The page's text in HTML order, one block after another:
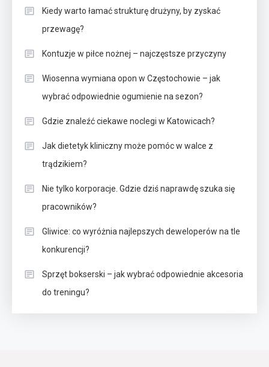
Kiedy warto łamać strukturę drużyny, by zyskać
przewagę?
Kontuzje w piłce nożnej – najczęstsze przyczyny
Wiosenna wymiana opon w Częstochowie – jak
wybrać odpowiednie ogumienie na sezon?
Gdzie znaleźć ciekawe noclegi w Katowicach?
Jak dietetyk kliniczny może pomóc w walce z
trądzikiem?
Nie tylko korporacje. Gdzie dziś naprawdę szuka się
pracowników?
Gliwice: co wyróżnia najlepszych deweloperów na tle
konkurencji?
Sprzęt bokserski – jak wybrać odpowiednie akcesoria
do treningu?